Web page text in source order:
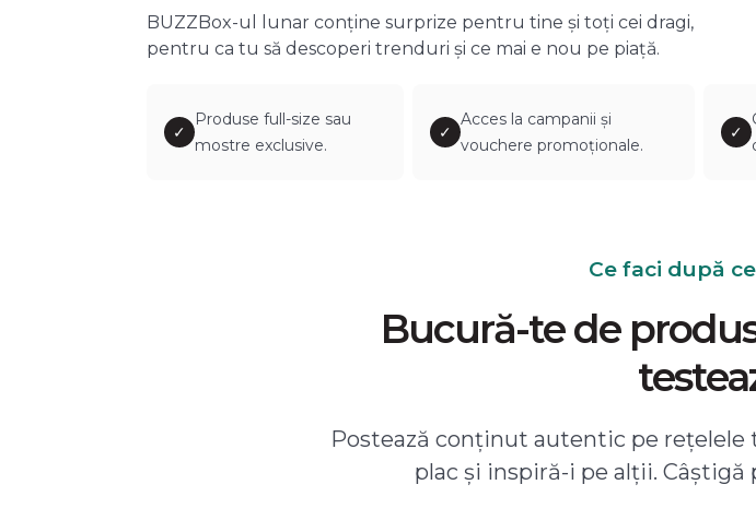
BUZZBox-ul lunar conține surprize pentru tine și toți cei dragi,
pentru ca tu să descoperi trenduri și ce mai e nou pe piață.
✓
Produse full-size sau
mostre exclusive.
✓
Acces la campanii și
vouchere promoționale.
✓
Ce faci după
Bucură-te de
Postează conținut autentic pe rețelele
plac și inspiră-i pe alții.